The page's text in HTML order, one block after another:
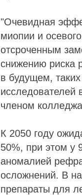
"Очевидная
миопии и
отсроченным
снижению риска
в будущем,
исследователей
членом
К 2050 году
50%, при этом у
аномалией
осложнений. В
препараты для